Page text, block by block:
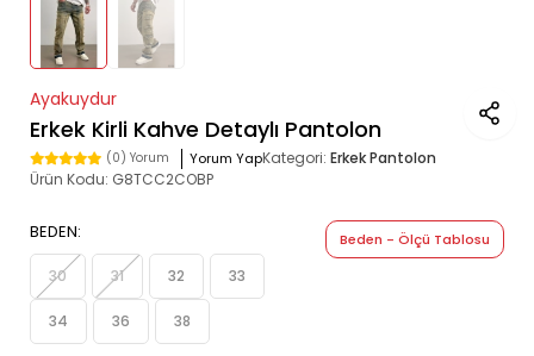
Ayakuydur
Erkek Kirli Kahve Detaylı Pantolon
(0) Yorum Yorum YapKategori: Erkek Pantolon
Ürün Kodu: G8TCC2COBP
BEDEN:
30 31 32 33
34 36 38
Beden - Ölçü Tablosu